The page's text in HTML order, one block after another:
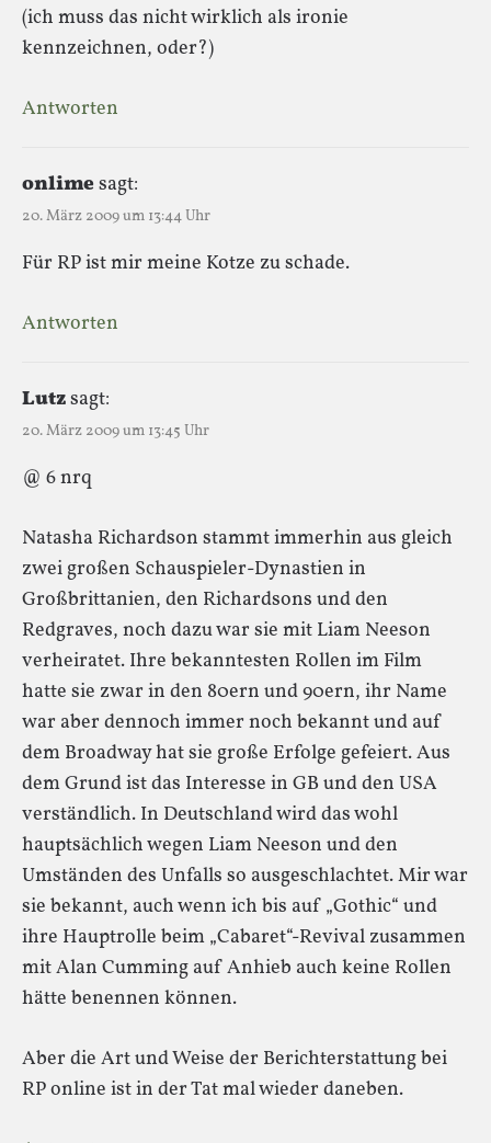
(ich muss das nicht wirklich als ironie
kennzeichnen, oder?)
Antworten
onlimesagt:
20. März 2009 um 13:44 Uhr
Für RP ist mir meine Kotze zu schade.
Antworten
Lutzsagt:
20. März 2009 um 13:45 Uhr
@ 6 nrq
Natasha Richardson stammt immerhin aus gleich
zwei großen Schauspieler-Dynastien in
Großbrittanien, den Richardsons und den
Redgraves, noch dazu war sie mit Liam Neeson
verheiratet. Ihre bekanntesten Rollen im Film
hatte sie zwar in den 80ern und 90ern, ihr Name
war aber dennoch immer noch bekannt und auf
dem Broadway hat sie große Erfolge gefeiert. Aus
dem Grund ist das Interesse in GB und den USA
verständlich. In Deutschland wird das wohl
hauptsächlich wegen Liam Neeson und den
Umständen des Unfalls so ausgeschlachtet. Mir war
sie bekannt, auch wenn ich bis auf „Gothic“ und
ihre Hauptrolle beim „Cabaret“-Revival zusammen
mit Alan Cumming auf Anhieb auch keine Rollen
hätte benennen können.
Aber die Art und Weise der Berichterstattung bei
RP online ist in der Tat mal wieder daneben.